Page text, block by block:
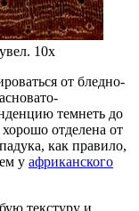
10х
от бледно-
темнеть до
отделена от
как правило,
у африканского
текстуру и